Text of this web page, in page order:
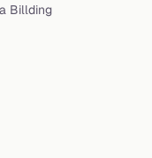
Billding